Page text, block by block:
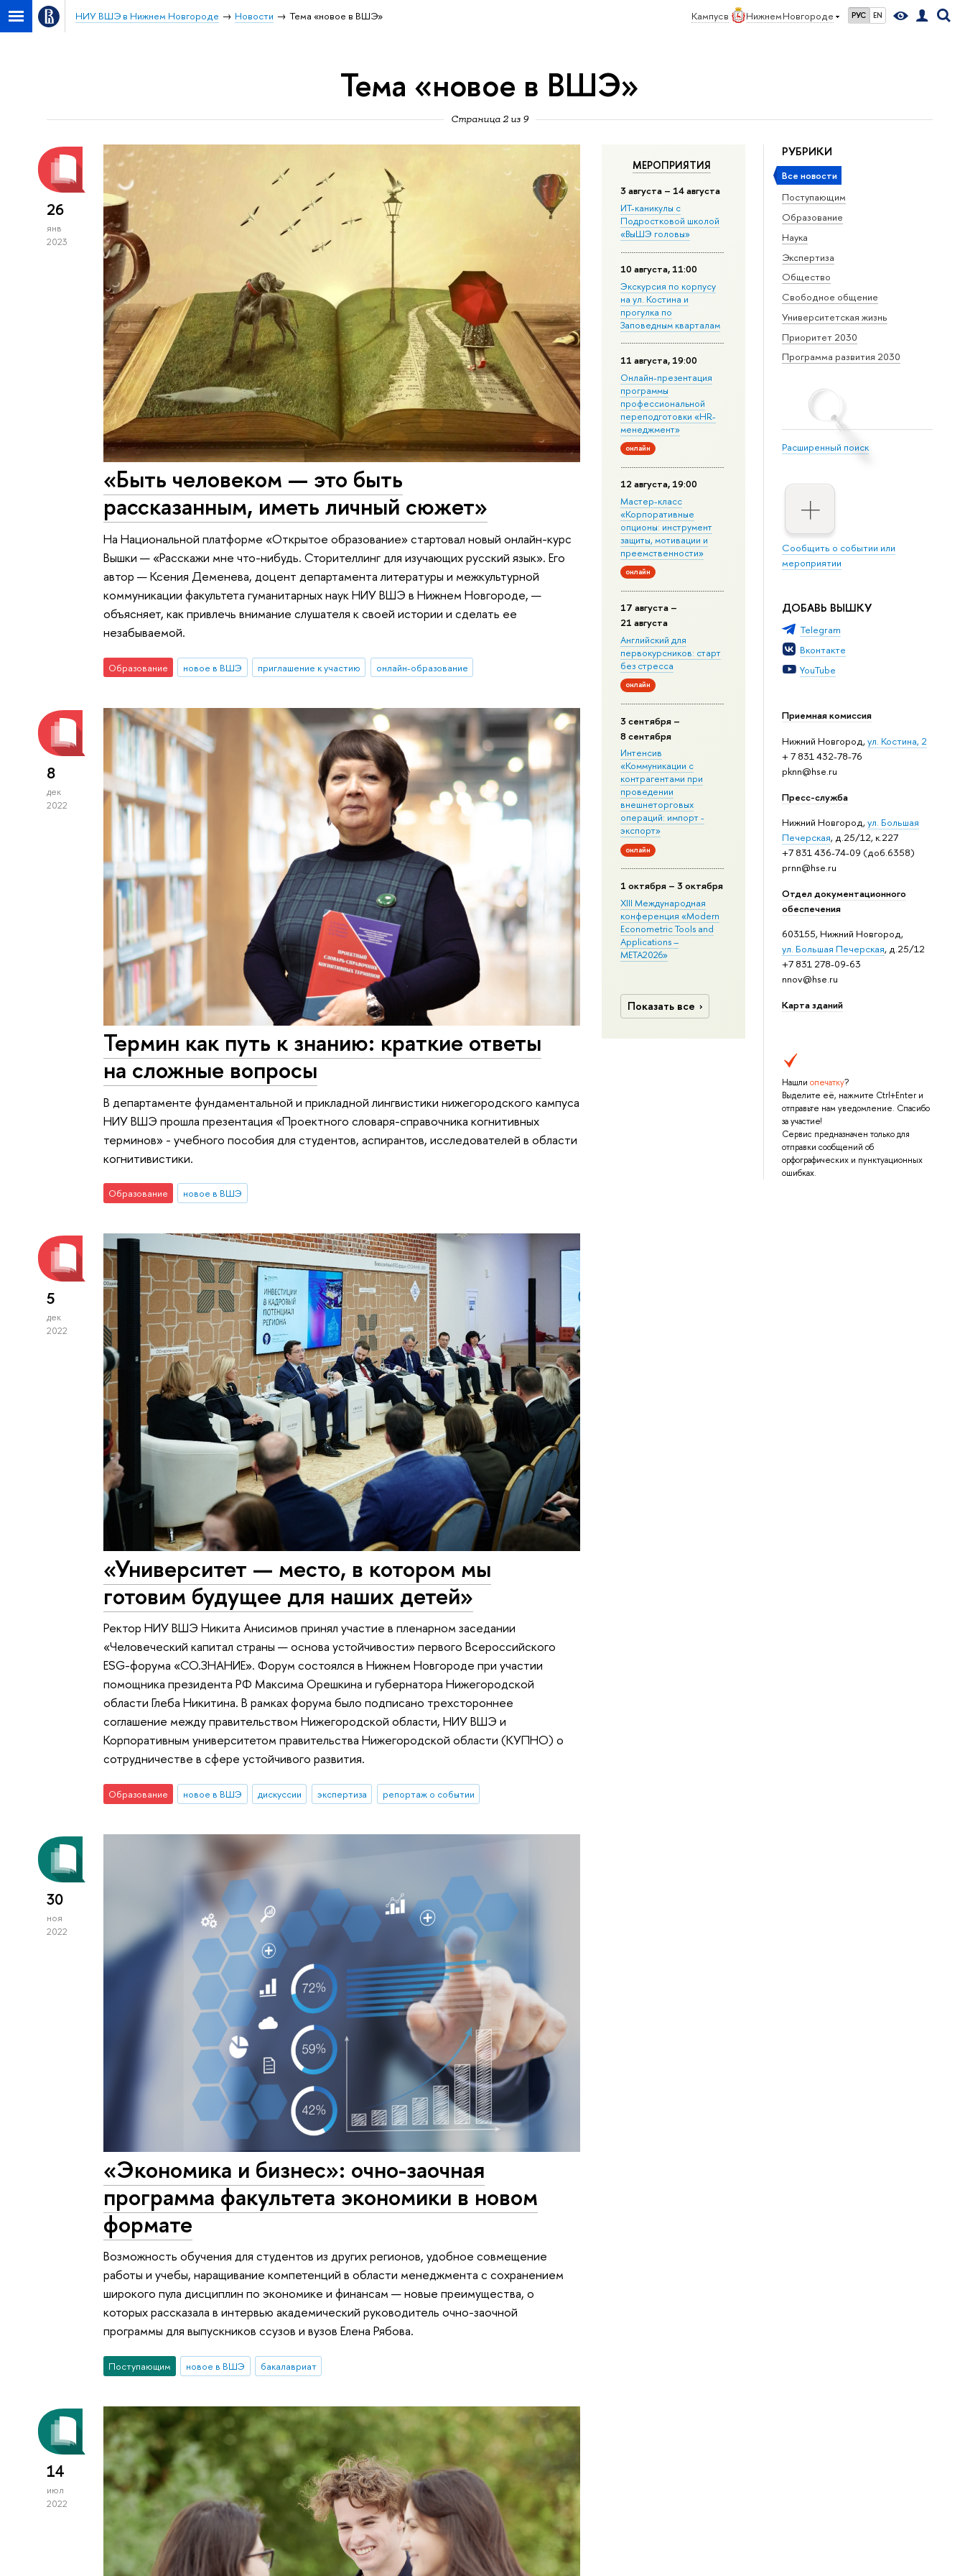
Кампус в Нижнем Новгороде РУС EN
НИУ ВШЭ в Нижнем Новгороде Новости Тема «новое в ВШЭ»
Тема «новое в ВШЭ»
Страница 2 из 9
РУБРИКИ
Все новости
Поступающим
Образование
Наука
Экспертиза
Общество
Свободное общение
Университетская жизнь
Приоритет 2030
Программа развития 2030
Расширенный поиск
Сообщить о событии или
мероприятии
ДОБАВЬ ВЫШКУ
Telegram
Вконтакте
YouTube
Приемная комиссия
Нижний Новгород,ул. Костина, 2
+ 7 831 432-78-76
pknn@hse.ru
Пресс-служба
Нижний Новгород,ул. Большая
Печерская, д.25/12, к.227
+7 831 436-74-09 (доб.6358)
prnn@hse.ru
Отдел документационного
обеспечения
603155, Нижний Новгород,
ул. Большая Печерская, д.25/12
+7 831 278-09-63
nnov@hse.ru
Карта зданий
Нашли опечатку?
Выделите её, нажмите Ctrl+Enter и
отправьте нам уведомление. Спасибо
за участие!
Сервис предназначен только для
отправки сообщений об
орфографических и пунктуационных
ошибках.
МЕРОПРИЯТИЯ
3 августа – 14 августа
ИТ-каникулы с
Подростковой школой
«ВыШЭ головы»
10 августа, 11:00
Экскурсия по корпусу
на ул. Костина и
прогулка по
Заповедным кварталам
11 августа, 19:00
Онлайн-презентация
программы
профессиональной
переподготовки «HR-
менеджмент»
онлайн
12 августа, 19:00
Мастер-класс
«Корпоративные
опционы: инструмент
защиты, мотивации и
преемственности»
онлайн
17 августа –
21 августа
Английский для
первокурсников: старт
без стресса
онлайн
3 сентября –
8 сентября
Интенсив
«Коммуникации с
контрагентами при
проведении
внешнеторговых
операций: импорт -
экспорт»
онлайн
1 октября – 3 октября
XIII Международная
конференция «Modern
Econometric Tools and
Applications –
META2026»
Показать все
26
янв
2023
«Быть человеком — это быть
рассказанным, иметь личный сюжет»
На Национальной платформе «Открытое образование» стартовал новый онлайн-курс
Вышки — «Расскажи мне что-нибудь. Сторителлинг для изучающих русский язык». Его
автор — Ксения Деменева, доцент департамента литературы и межкультурной
коммуникации факультета гуманитарных наук НИУ ВШЭ в Нижнем Новгороде, —
объясняет, как привлечь внимание слушателя к своей истории и сделать ее
незабываемой.
Образование новое в ВШЭ приглашение к участию онлайн-образование
8
дек
2022
Термин как путь к знанию: краткие ответы
на сложные вопросы
В департаменте фундаментальной и прикладной лингвистики нижегородского кампуса
НИУ ВШЭ прошла презентация «Проектного словаря-справочника когнитивных
терминов» - учебного пособия для студентов, аспирантов, исследователей в области
когнитивистики.
Образование новое в ВШЭ
5
дек
2022
«Университет — место, в котором мы
готовим будущее для наших детей»
Ректор НИУ ВШЭ Никита Анисимов принял участие в пленарном заседании
«Человеческий капитал страны — основа устойчивости» первого Всероссийского
ESG-форума «СО.ЗНАНИЕ». Форум состоялся в Нижнем Новгороде при участии
помощника президента РФ Максима Орешкина и губернатора Нижегородской
области Глеба Никитина. В рамках форума было подписано трехстороннее
соглашение между правительством Нижегородской области, НИУ ВШЭ и
Корпоративным университетом правительства Нижегородской области (КУПНО) о
сотрудничестве в сфере устойчивого развития.
Образование новое в ВШЭ дискуссии экспертиза репортаж о событии
30
ноя
2022
«Экономика и бизнес»: очно-заочная
программа факультета экономики в новом
формате
Возможность обучения для студентов из других регионов, удобное совмещение
работы и учебы, наращивание компетенций в области менеджмента с сохранением
широкого пула дисциплин по экономике и финансам — новые преимущества, о
которых рассказала в интервью академический руководитель очно-заочной
программы для выпускников ссузов и вузов Елена Рябова.
Поступающим новое в ВШЭ бакалавриат
14
июл
2022